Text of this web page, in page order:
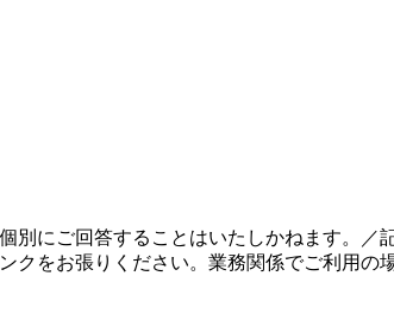
にご回答することはいたしかねます。／
をお張りください。業務関係でご利用の